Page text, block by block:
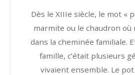
Dès le XIIIe siècle, le mot «
marmite ou le chaudron
dans la cheminée familiale.
famille, c’était plusieurs
vivaient ensemble. Le